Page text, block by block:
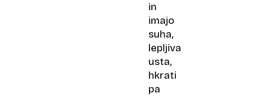
in
imajo
suha,
lepljiva
usta,
hkrati
pa